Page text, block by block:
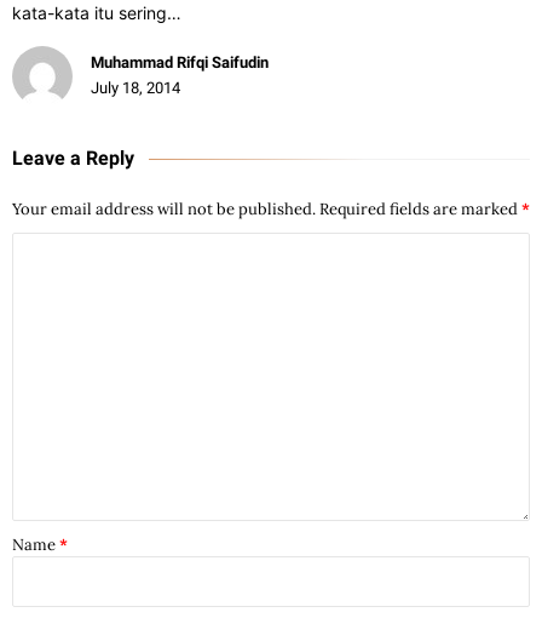
kata-kata itu sering…
Muhammad Rifqi Saifudin
July 18, 2014
Leave a Reply
Your email address will not be published.Required fields are marked*
Name*